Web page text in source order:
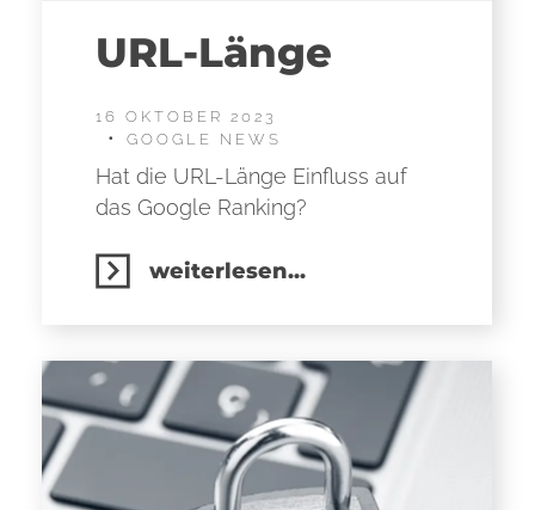
URL-Länge
16 OKTOBER 2023
GOOGLE NEWS
Hat die URL-Länge Einfluss auf
das Google Ranking?
weiterlesen...